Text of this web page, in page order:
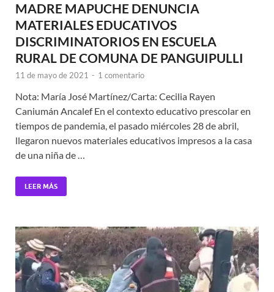
MADRE MAPUCHE DENUNCIA
MATERIALES EDUCATIVOS
DISCRIMINATORIOS EN ESCUELA
RURAL DE COMUNA DE PANGUIPULLI
11 de mayo de 2021 - 1 comentario
Nota: María José Martínez/Carta: Cecilia Rayen
Caniumán Ancalef En el contexto educativo prescolar en
tiempos de pandemia, el pasado miércoles 28 de abril,
llegaron nuevos materiales educativos impresos a la casa
de una niña de …
LEER MÁS